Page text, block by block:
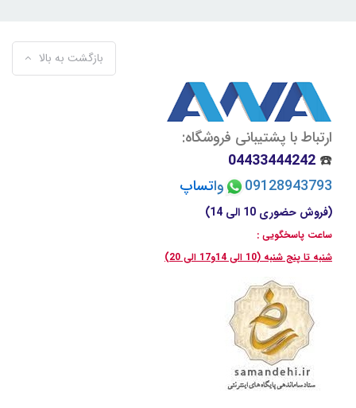
بازگشت به بالا
ارتباط با پشتیبانی فروشگاه:
☎️
04433444242
09128943793
واتساپ
(فروش حضوری 10 الی 14)
ساعت پاسخگویی :
شنبه تا پنج شنبه (10 الی 14و17 الی 20)